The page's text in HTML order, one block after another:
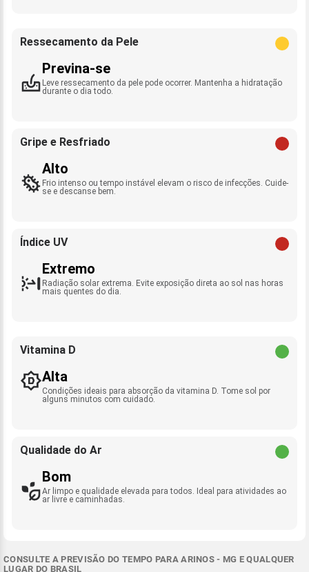
Ressecamento da Pele
Previna-se
Leve ressecamento da pele pode ocorrer. Mantenha a hidratação
durante o dia todo.
Gripe e Resfriado
Alto
Frio intenso ou tempo instável elevam o risco de infecções. Cuide-
se e descanse bem.
Índice UV
Extremo
Radiação solar extrema. Evite exposição direta ao sol nas horas
mais quentes do dia.
Vitamina D
Alta
Condições ideais para absorção da vitamina D. Tome sol por
alguns minutos com cuidado.
Qualidade do Ar
Bom
Ar limpo e qualidade elevada para todos. Ideal para atividades ao
ar livre e caminhadas.
CONSULTE A PREVISÃO DO TEMPO PARA ARINOS - MG E QUALQUER
LUGAR DO BRASIL